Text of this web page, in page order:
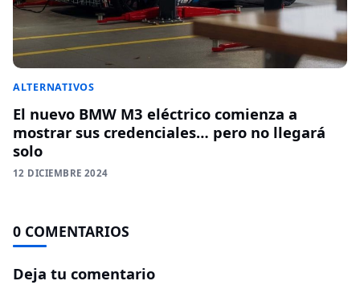
ALTERNATIVOS
El nuevo BMW M3 eléctrico comienza a
mostrar sus credenciales… pero no llegará
solo
12 DICIEMBRE 2024
0 COMENTARIOS
Deja tu comentario